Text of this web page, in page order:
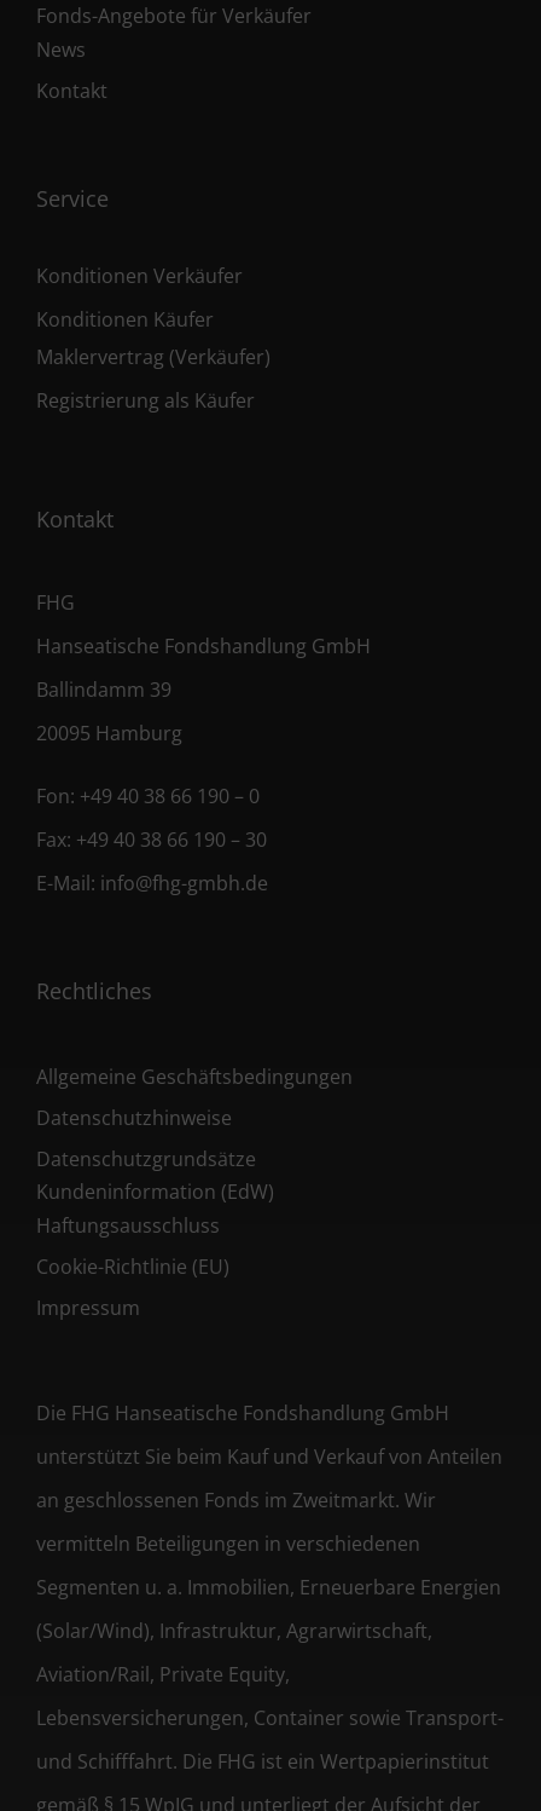
Fonds-Angebote für Verkäufer
News
Kontakt
Service
Konditionen Verkäufer
Konditionen Käufer
Maklervertrag (Verkäufer)
Registrierung als Käufer
Kontakt
FHG
Hanseatische Fondshandlung GmbH
Ballindamm 39
20095 Hamburg
Fon: +49 40 38 66 190 – 0
Fax: +49 40 38 66 190 – 30
E-Mail: info@fhg-gmbh.de
Rechtliches
Allgemeine Geschäftsbedingungen
Datenschutzhinweise
Datenschutzgrundsätze
Kundeninformation (EdW)
Haftungsausschluss
Cookie-Richtlinie (EU)
Impressum
Die FHG Hanseatische Fondshandlung GmbH
unterstützt Sie beim Kauf und Verkauf von Anteilen
an geschlossenen Fonds im Zweitmarkt. Wir
vermitteln Beteiligungen in verschiedenen
Segmenten u. a. Immobilien, Erneuerbare Energien
(Solar/Wind), Infrastruktur, Agrarwirtschaft,
Aviation/Rail, Private Equity,
Lebensversicherungen, Container sowie Transport-
und Schifffahrt. Die FHG ist ein Wertpapierinstitut
gemäß § 15 WpIG und unterliegt der Aufsicht der